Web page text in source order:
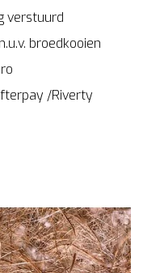
verstuurd
broedkooien
/Riverty